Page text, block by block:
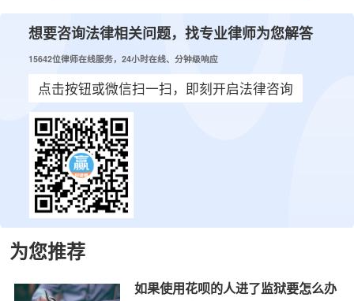
想要咨询法律相关问题，找专业律师为您解答
15642位律师在线服务，24小时在线、分钟级响应
点击按钮或微信扫一扫，即刻开启法律咨询
为您推荐
如果使用花呗的人进了监狱要怎么办